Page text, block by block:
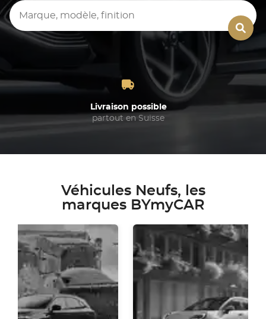
Marque, modèle, finition
Livraison possible
partout en Suisse
Véhicules Neufs, les
marques BYmyCAR